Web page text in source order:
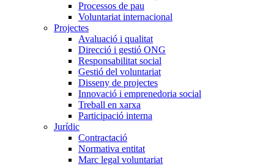
Processos de pau
Voluntariat internacional
Projectes
Avaluació i qualitat
Direcció i gestió ONG
Responsabilitat social
Gestió del voluntariat
Disseny de projectes
Innovació i emprenedoria social
Treball en xarxa
Participació interna
Jurídic
Contractació
Normativa entitat
Marc legal voluntariat